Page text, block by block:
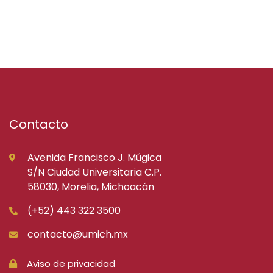
Contacto
Avenida Francisco J. Múgica
S/N Ciudad Universitaria C.P.
58030, Morelia, Michoacán
(+52) 443 322 3500
contacto@umich.mx
Aviso de privacidad